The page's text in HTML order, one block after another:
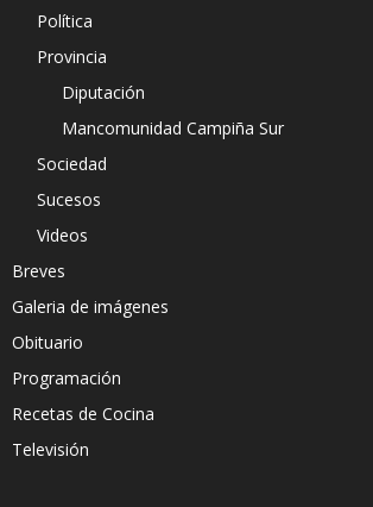
Política
Provincia
Diputación
Mancomunidad Campiña Sur
Sociedad
Sucesos
Videos
Breves
Galeria de imágenes
Obituario
Programación
Recetas de Cocina
Televisión